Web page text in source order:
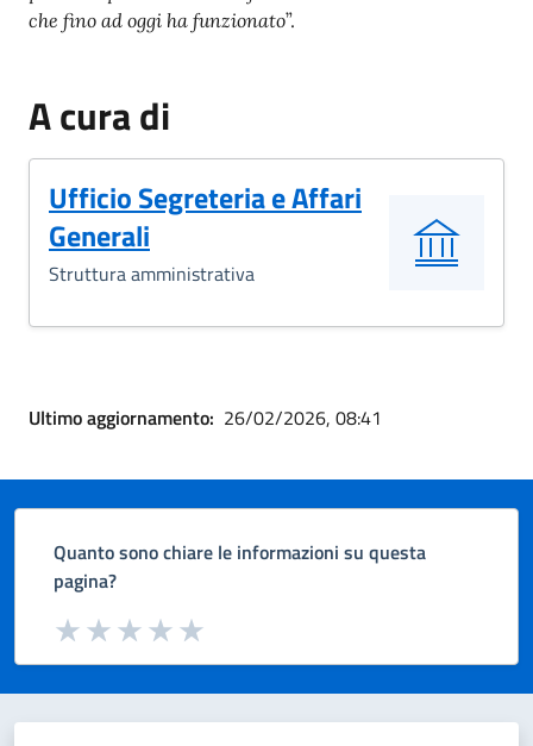
che fino ad oggi ha funzionato”.
A cura di
Ufficio Segreteria e Affari
Generali
Struttura amministrativa
Ultimo aggiornamento: 26/02/2026, 08:41
Quanto sono chiare le informazioni su questa
pagina?
Valuta da 1 a 5 stelle la pagina
Valuta 5 stelle su 5
Valuta 4 stelle su 5
Valuta 3 stelle su 5
Valuta 2 stelle su 5
Valuta 1 stelle su 5